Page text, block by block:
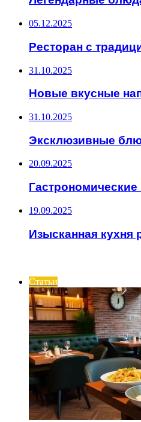
05.12.2025
Ресторан с
31.10.2025
Новые вкусные
31.10.2025
Эксклюзивные
20.09.2025
19.09.2025
Изысканная кухня
Статьи